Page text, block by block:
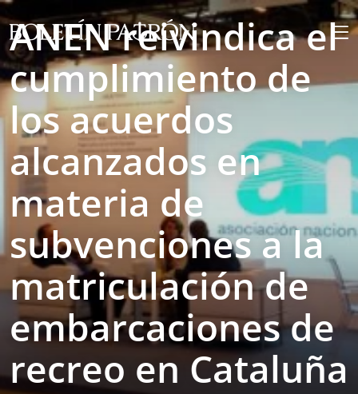
ANEN reivindica el
cumplimiento de
los acuerdos
alcanzados en
materia de
subvenciones a la
matriculación de
embarcaciones de
recreo en Cataluña